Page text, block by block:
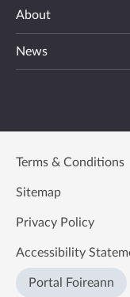
About
News
Terms & Conditions
Sitemap
Privacy Policy
Accessibility
Portal Foireann